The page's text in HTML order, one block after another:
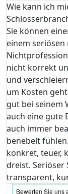
Wie kann ich
Sie können
einem
nicht korrekt
und
um Kosten
gut bei seinem
auch eine gute
auch immer
benebelt
konkret, teuer,
dreist. Seriöser
transparent,